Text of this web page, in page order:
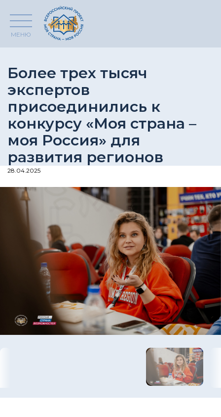
МЕНЮ
Более трех тысяч
экспертов
присоединились к
конкурсу «Моя страна –
моя Россия» для
развития регионов
28.04.2025